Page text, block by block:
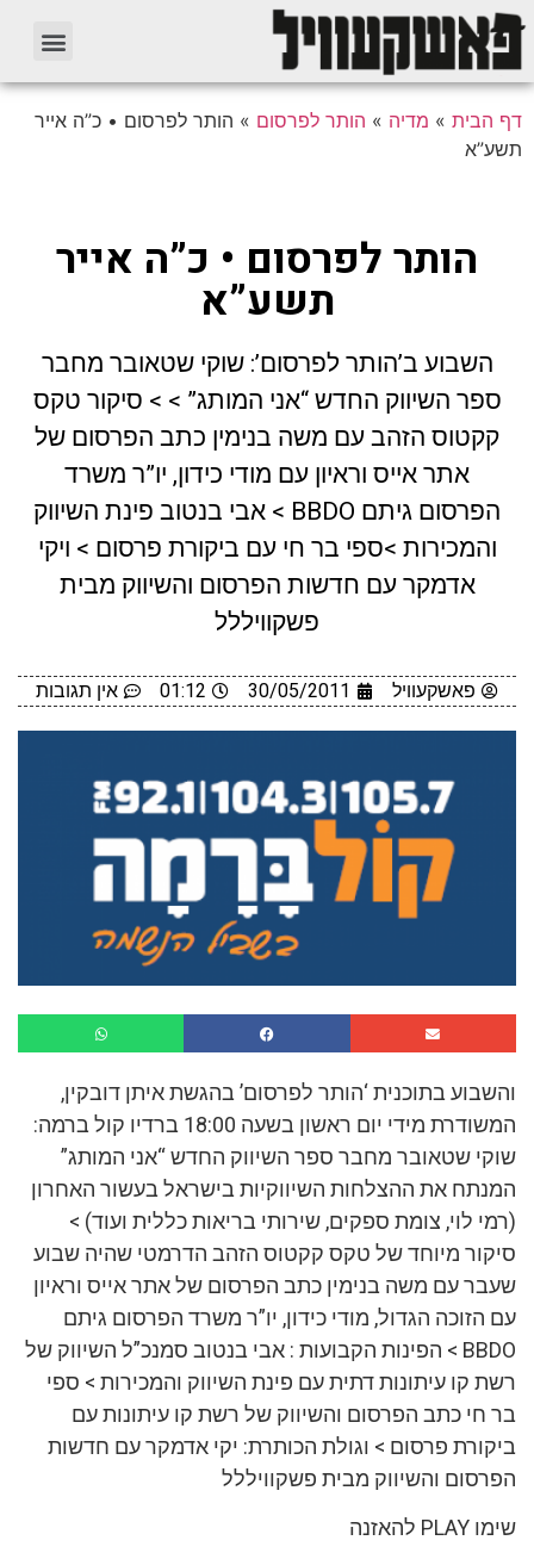
דף הבית » מדיה » הותר לפרסום » הותר לפרסום • כ”ה אייר
תשע”א
הותר לפרסום • כ”ה אייר
תשע”א
השבוע ב’הותר לפרסום’: שוקי שטאובר מחבר
ספר השיווק החדש “אני המותג” > > סיקור טקס
קקטוס הזהב עם משה בנימין כתב הפרסום של
אתר אייס וראיון עם מודי כידון, יו”ר משרד
הפרסום גיתם BBDO > אבי בנטוב פינת השיווק
והמכירות >ספי בר חי עם ביקורת פרסום > ויקי
אדמקר עם חדשות הפרסום והשיווק מבית
פשקוויללל
פאשקעוויל 30/05/2011
01:12 אין תגובות
והשבוע בתוכנית ‘הותר לפרסום’ בהגשת איתן דובקין,
המשודרת מידי יום ראשון בשעה 18:00 ברדיו קול ברמה:
שוקי שטאובר מחבר ספר השיווק החדש “אני המותג”
המנתח את ההצלחות השיווקיות בישראל בעשור האחרון
(רמי לוי, צומת ספקים, שירותי בריאות כללית ועוד) >
סיקור מיוחד של טקס קקטוס הזהב הדרמטי שהיה שבוע
שעבר עם משה בנימין כתב הפרסום של אתר אייס וראיון
עם הזוכה הגדול, מודי כידון, יו”ר משרד הפרסום גיתם
BBDO > הפינות הקבועות : אבי בנטוב סמנכ”ל השיווק של
רשת קו עיתונות דתית עם פינת השיווק והמכירות > ספי
בר חי כתב הפרסום והשיווק של רשת קו עיתונות עם
ביקורת פרסום > וגולת הכותרת: יקי אדמקר עם חדשות
הפרסום והשיווק מבית פשקוויללל
שימו PLAY להאזנה